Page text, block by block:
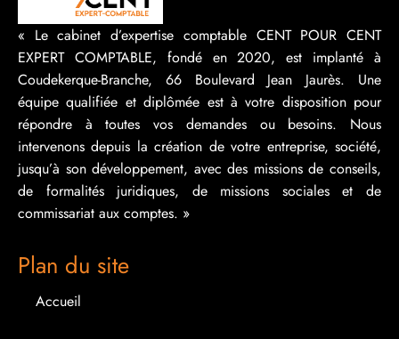
« Le cabinet d’expertise comptable CENT POUR CENT
EXPERT COMPTABLE, fondé en 2020, est implanté à
Coudekerque-Branche, 66 Boulevard Jean Jaurès. Une
équipe qualifiée et diplômée est à votre disposition pour
répondre à toutes vos demandes ou besoins. Nous
intervenons depuis la création de votre entreprise, société,
jusqu’à son développement, avec des missions de conseils,
de formalités juridiques, de missions sociales et de
commissariat aux comptes. »
Plan du site
Accueil